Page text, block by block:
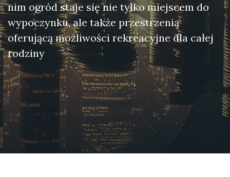
nim ogród staje się nie tylko miejscem do
wypoczynku, ale także przestrzenią
oferującą możliwości rekreacyjne dla całej
rodziny